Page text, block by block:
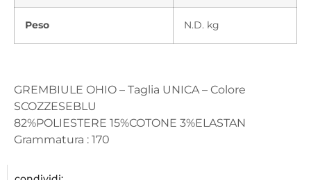
Peso N.D. kg
GREMBIULE OHIO – Taglia UNICA – Colore
SCOZZESEBLU
82%POLIESTERE 15%COTONE 3%ELASTAN
Grammatura : 170